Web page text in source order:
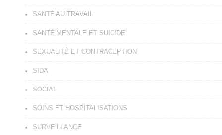
SANTÉ AU TRAVAIL
SANTÉ MENTALE ET SUICIDE
SEXUALITÉ ET CONTRACEPTION
SIDA
SOCIAL
SOINS ET HOSPITALISATIONS
SURVEILLANCE